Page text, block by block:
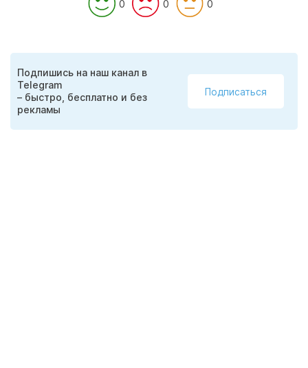
0 0 0
Подпишись на наш канал в
Telegram
– быстро, бесплатно и без
рекламы
Подписаться